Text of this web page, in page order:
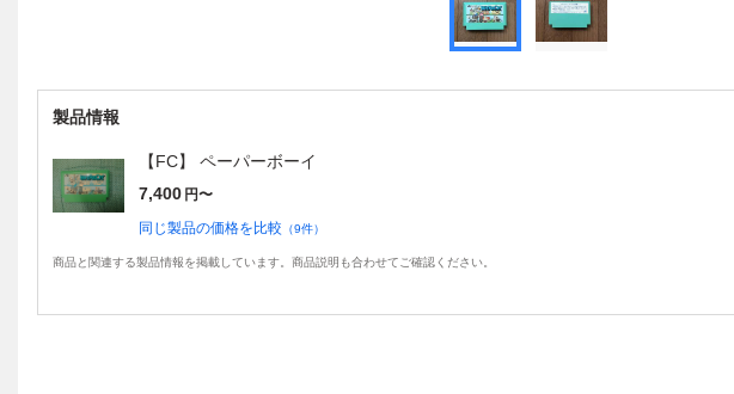
製品情報
【FC】 ペーパーボーイ
7,400 円〜
同じ製品の価格を比較 （9件）
商品と関連する製品情報を掲載しています。商品説明も合わせてご確認ください。